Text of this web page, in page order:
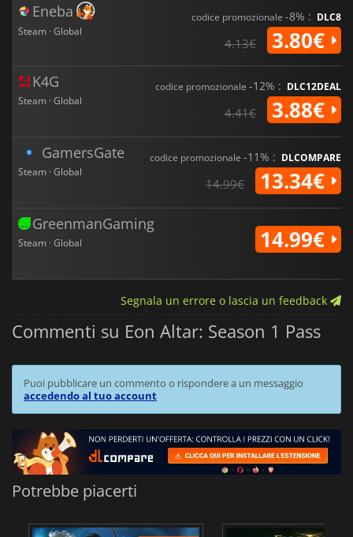
Eneba
Steam · Global
codice promozionale -8% : DLC8
4.13€ 3.80€
K4G
Steam · Global
codice promozionale -12% : DLC12DEAL
4.41€ 3.88€
GamersGate
Steam · Global
codice promozionale -11% : DLCOMPARE
14.99€ 13.34€
GreenmanGaming
Steam · Global 14.99€
Segnala un errore o lascia un feedback
Commenti su Eon Altar: Season 1 Pass
Puoi pubblicare un commento o rispondere a un messaggio
accedendo al tuo account
Potrebbe piacerti